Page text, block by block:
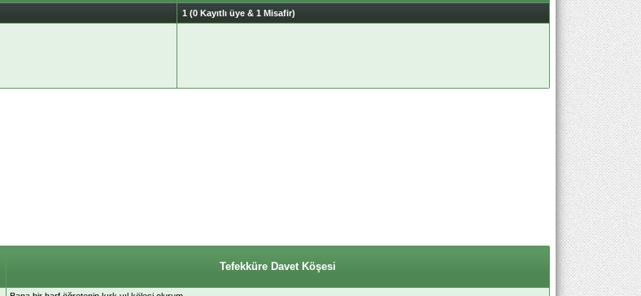
1 (0 Kayıtlı üye & 1 Misafir)
Tefekküre Davet Köşesi